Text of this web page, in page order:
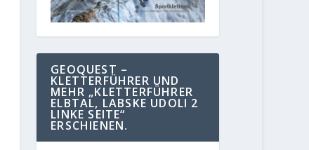
GEOQUEST –
KLETTERFÜHRER UND
MEHR „KLETTERFÜHRER
ELBTAL, LABSKE UDOLI 2
LINKE SEITE“
ERSCHIENEN.